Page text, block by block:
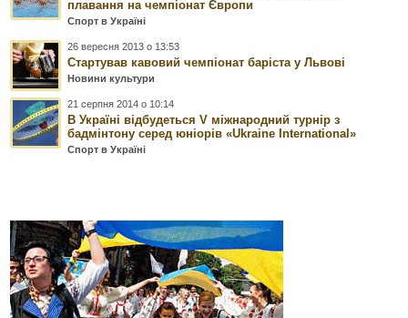
плавання на чемпіонат Європи
Спорт в Україні
26 вересня 2013 о 13:53
Стартував кавовий чемпіонат баріста у Львові
Новини культури
21 серпня 2014 о 10:14
В Україні відбудеться V міжнародний турнір з
бадмінтону серед юніорів «Ukraine International»
Спорт в Україні